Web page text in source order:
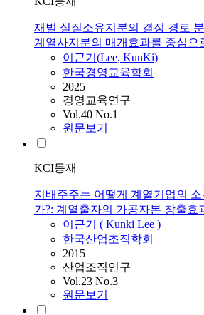
재벌 실질소유지분의 결정 경로
계열사지분의 매개효과를 중심으
이근기 (Lee, KunKi)
한국경영교육학회
2025
경영교육연구
Vol.40 No.1
원문보기
KCI등재
지배주주는 어떻게 계열기업의
가?: 계열출자의 가공자본 창출효
이근기
( Kunki Lee )
한국산업조직학회
2015
산업조직연구
Vol.23 No.3
원문보기